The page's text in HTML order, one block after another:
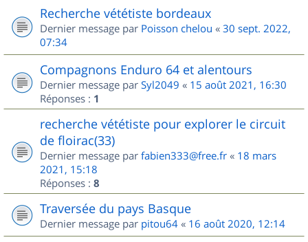
Recherche vététiste bordeaux
Dernier message par Poisson chelou « 30 sept. 2022,
07:34
Compagnons Enduro 64 et alentours
Dernier message par Syl2049 « 15 août 2021, 16:30
Réponses : 1
recherche vététiste pour explorer le circuit
de floirac(33)
Dernier message par fabien333@free.fr « 18 mars
2021, 15:18
Réponses : 8
Traversée du pays Basque
Dernier message par pitou64 « 16 août 2020, 12:14